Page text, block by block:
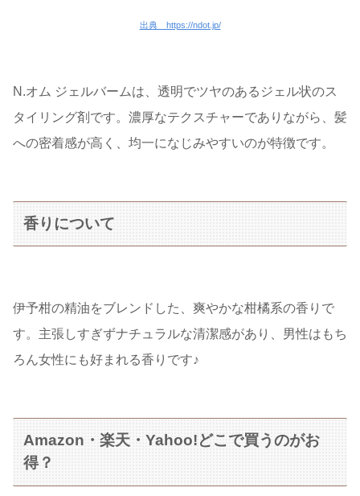
出典 https://ndot.jp/
N.オム ジェルバームは、透明でツヤのあるジェル状のス
タイリング剤です。濃厚なテクスチャーでありながら、髪
への密着感が高く、均一になじみやすいのが特徴です。
香りについて
伊予柑の精油をブレンドした、爽やかな柑橘系の香りで
す。主張しすぎずナチュラルな清潔感があり、男性はもち
ろん女性にも好まれる香りです♪
Amazon・楽天・Yahoo!どこで買うのがお
得？